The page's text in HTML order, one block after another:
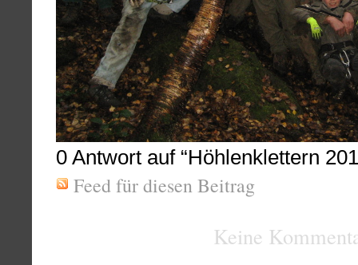
0 Antwort auf “Höhlenklettern
Feed für diesen Beitrag
Keine